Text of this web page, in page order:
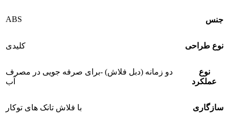
جنس ABS
نوع طراحی کلیدی
نوع
عملکرد
دو زمانه (دبل فلاش) -برای صرفه جویی در مصرف
آب
سازگاری با فلاش تانک های توکار